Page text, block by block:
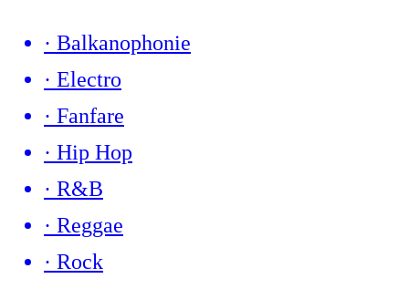
· Balkanophonie
· Electro
· Fanfare
· Hip Hop
· R&B
· Reggae
· Rock